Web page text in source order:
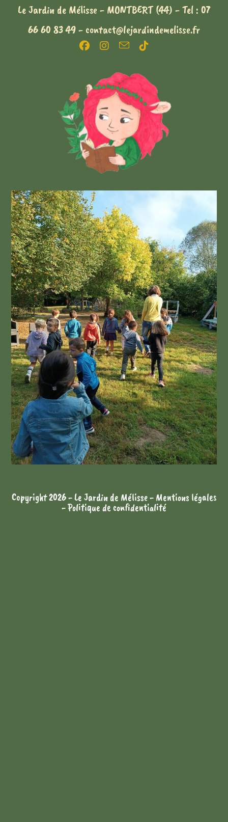
Le Jardin de Mélisse - MONTBERT (44) - Tel : 07
66 60 83 49 - contact@lejardindemelisse.fr
Copyright 2026 - Le Jardin de Mélisse - Mentions légales
-Politique de confidentialité